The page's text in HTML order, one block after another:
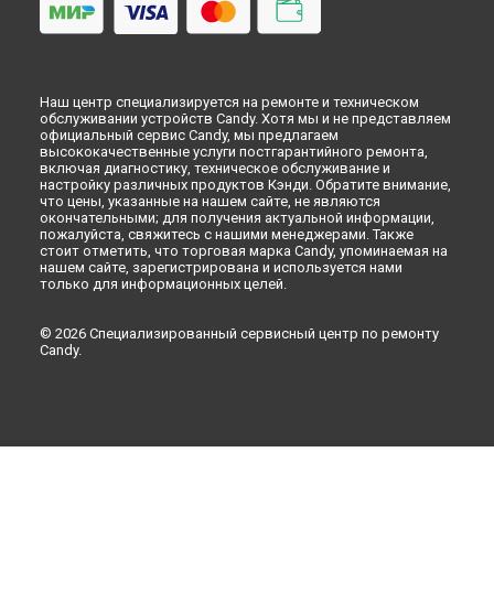
Наш центр специализируется на ремонте и техническом
обслуживании устройств Candy. Хотя мы и не представляем
официальный сервис Candy, мы предлагаем
высококачественные услуги постгарантийного ремонта,
включая диагностику, техническое обслуживание и
настройку различных продуктов Кэнди. Обратите внимание,
что цены, указанные на нашем сайте, не являются
окончательными; для получения актуальной информации,
пожалуйста, свяжитесь с нашими менеджерами. Также
стоит отметить, что торговая марка Candy, упоминаемая на
нашем сайте, зарегистрирована и используется нами
только для информационных целей.
© 2026 Специализированный сервисный центр по ремонту
Candy.